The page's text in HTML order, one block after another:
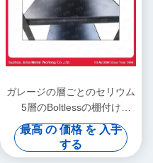
ガレージの層ごとのセリウム
5層のBoltlessの棚付け
180x90x40cm 180kg
最高 の 価格 を 入手
する